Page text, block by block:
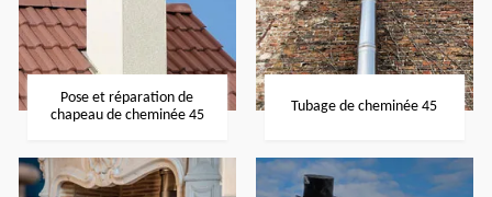
Pose et réparation de
chapeau de cheminée 45
Tubage de cheminée 45